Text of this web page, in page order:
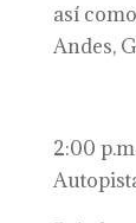
así
Andes,
2:00